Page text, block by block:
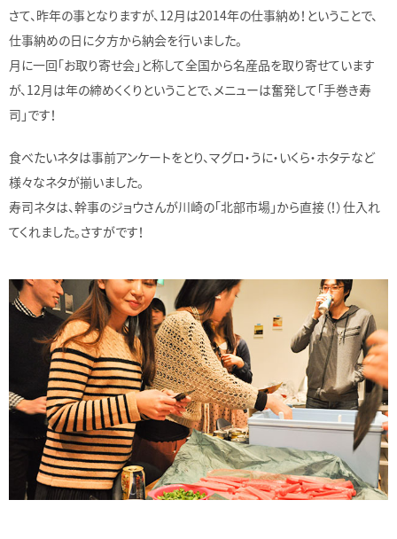
さて、昨年の事となりますが、12月は2014年の仕事納め！ということで、
仕事納めの日に夕方から納会を行いました。
月に一回「お取り寄せ会」と称して全国から名産品を取り寄せています
が、12月は年の締めくくりということで、メニューは奮発して「手巻き寿
司」です！
食べたいネタは事前アンケートをとり、マグロ・うに・いくら・ホタテなど
様々なネタが揃いました。
寿司ネタは、幹事のジョウさんが川崎の「北部市場」から直接（！）仕入れ
てくれました。さすがです！